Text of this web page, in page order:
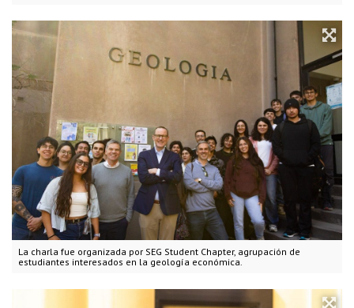
La charla fue organizada por SEG Student Chapter, agrupación de
estudiantes interesados en la geología económica.